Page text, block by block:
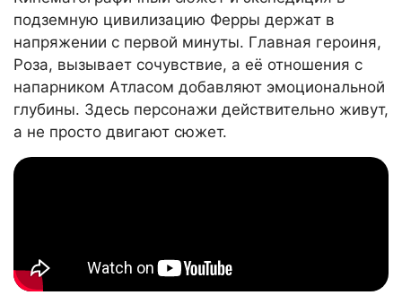
подземную цивилизацию Ферры держат в
напряжении с первой минуты. Главная героиня,
Роза, вызывает сочувствие, а её отношения с
напарником Атласом добавляют эмоциональной
глубины. Здесь персонажи действительно живут,
а не просто двигают сюжет.